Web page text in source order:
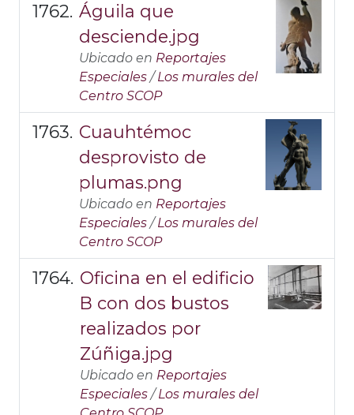
Águila que
desciende.jpg
Ubicado en Reportajes
Especiales /Los murales del
Centro SCOP
Cuauhtémoc
desprovisto de
plumas.png
Ubicado en Reportajes
Especiales /Los murales del
Centro SCOP
Oficina en el edificio
B con dos bustos
realizados por
Zúñiga.jpg
Ubicado en Reportajes
Especiales /Los murales del